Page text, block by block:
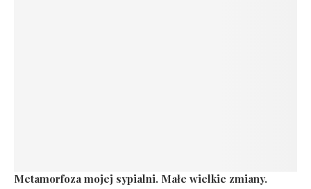
Metamorfoza mojej sypialni. Małe wielkie zmiany.